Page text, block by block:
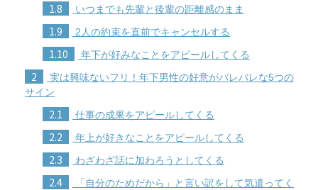
1.8 いつまでも先輩と後輩の距離感のまま
1.9 2人の約束を直前でキャンセルする
1.10 年下が好みなことをアピールしてくる
2
実は興味ないフリ！年下男性の好意がバレバレな5つの
サイン
2.1 仕事の成果をアピールしてくる
2.2 年上が好きなことをアピールしてくる
2.3 わざわざ話に加わろうとしてくる
2.4
「自分のためだから」と言い訳をして気遣ってく